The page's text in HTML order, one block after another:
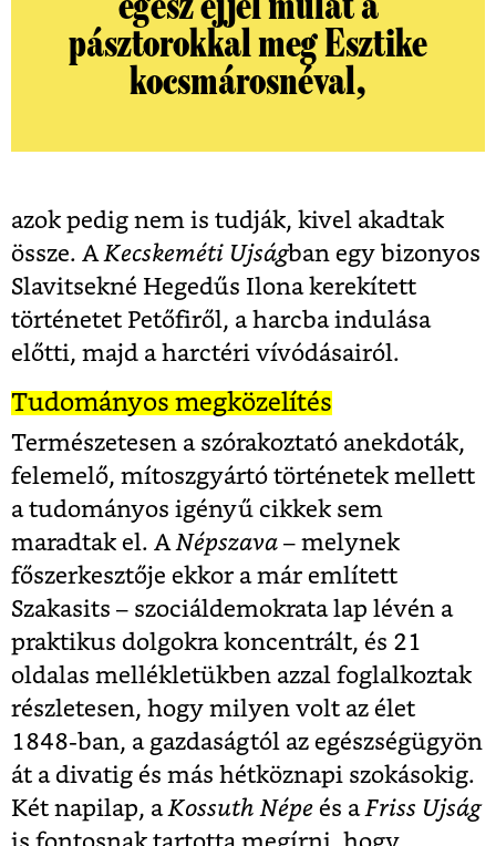
pásztorokkal meg Esztike
kocsmárosnéval,
azok pedig nem is tudják, kivel akadtak
össze. A Kecskeméti Ujságban egy bizonyos
Slavitsekné Hegedűs Ilona kerekített
történetet Petőfiről, a harcba indulása
előtti, majd a harctéri vívódásairól.
Tudományos megközelítés
Természetesen a szórakoztató anekdoták,
felemelő, mítoszgyártó történetek mellett
a tudományos igényű cikkek sem
maradtak el. A Népszava – melynek
főszerkesztője ekkor a már említett
Szakasits – szociáldemokrata lap lévén a
praktikus dolgokra koncentrált, és 21
oldalas mellékletükben azzal foglalkoztak
részletesen, hogy milyen volt az élet
1848-ban, a gazdaságtól az egészségügyön
át a divatig és más hétköznapi szokásokig.
Két napilap, aKossuth Népe és aFriss Ujság